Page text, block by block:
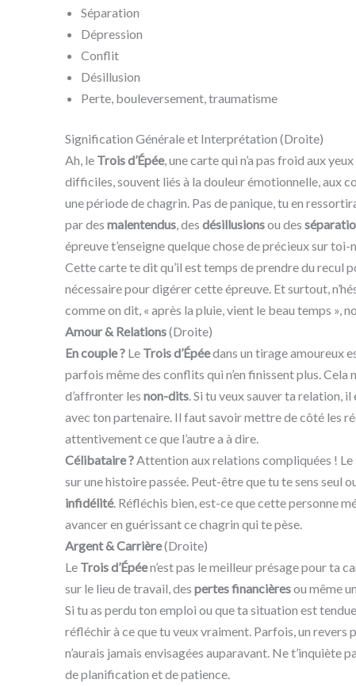
Séparation
Dépression
Conflit
Désillusion
Perte, bouleversement, traumatisme
Signification Générale et Interprétation (Droite)
Ah, le Trois d’Épée, une carte qui n’a pas froid aux
difficiles, souvent liés à la douleur émotionnelle, aux
une période de chagrin. Pas de panique, tu en
par des malentendus, des désillusionsou des
épreuve t’enseigne quelque chose de précieux sur toi-
Cette carte te dit qu’il est temps de prendre du recul
nécessaire pour digérer cette épreuve. Et surtout,
comme on dit, « après la pluie, vient le beau temps »,
Amour & Relations(Droite)
En couple ? Le Trois d’Épéedans un tirage amoureux
parfois même des conflits qui n’en finissent plus.
d’affronter les non-dits. Si tu veux sauver ta relation,
avec ton partenaire. Il faut savoir mettre de côté les
attentivement ce que l’autre a à dire.
Célibataire ?Attention aux relations compliquées ! Le
sur une histoire passée. Peut-être que tu te sens seul
infidélité. Réfléchis bien, est-ce que cette personne
avancer en guérissant ce chagrin qui te pèse.
Argent & Carrière(Droite)
Le Trois d’Épéen’est pas le meilleur présage pour ta
sur le lieu de travail, des pertes financièresou même
Si tu as perdu ton emploi ou que ta situation est
réfléchir à ce que tu veux vraiment. Parfois, un
n’aurais jamais envisagées auparavant. Ne t’inquiète
de planification et de patience.